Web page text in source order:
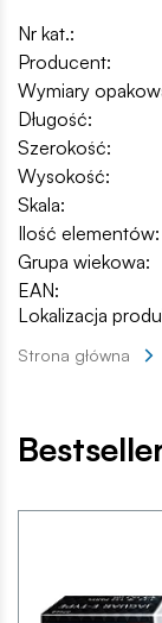
Nr kat.:
Producent:
Wymiary
Długość:
Szerokość:
Wysokość:
Skala:
Ilość elementów:
Grupa wiekowa:
EAN:
Lokalizacja
Strona główna